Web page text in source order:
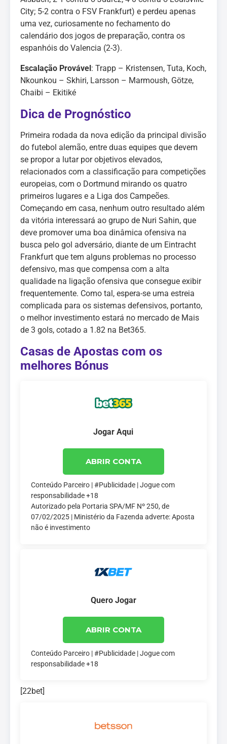
City; 5-2 contra o FSV Frankfurt) e perdeu apenas
uma vez, curiosamente no fechamento do
calendário dos jogos de preparação, contra os
espanhóis do Valencia (2-3).
Escalação Provável: Trapp – Kristensen, Tuta, Koch,
Nkounkou – Skhiri, Larsson – Marmoush, Götze,
Chaibi – Ekitiké
Dica de Prognóstico
Primeira rodada da nova edição da principal divisão
do futebol alemão, entre duas equipes que devem
se propor a lutar por objetivos elevados,
relacionados com a classificação para competições
europeias, com o Dortmund mirando os quatro
primeiros lugares e a Liga dos Campeões.
Começando em casa, nenhum outro resultado além
da vitória interessará ao grupo de Nuri Sahin, que
deve promover uma boa dinâmica ofensiva na
busca pelo gol adversário, diante de um Eintracht
Frankfurt que tem alguns problemas no processo
defensivo, mas que compensa com a alta
qualidade na ligação ofensiva que consegue exibir
frequentemente. Como tal, espera-se uma estreia
complicada para os sistemas defensivos, portanto,
o melhor investimento estará no mercado de Mais
de 3 gols, cotado a 1.82 na Bet365.
Casas de Apostas com os
melhores Bónus
Jogar Aqui
ABRIR CONTA
Conteúdo Parceiro | #Publicidade | Jogue com
responsabilidade +18
Autorizado pela Portaria SPA/MF Nº 250, de
07/02/2025 | Ministério da Fazenda adverte: Aposta
não é investimento
Quero Jogar
ABRIR CONTA
Conteúdo Parceiro | #Publicidade | Jogue com
responsabilidade +18
[22bet]